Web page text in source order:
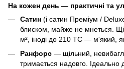
На кожен день — практичні та
Сатин (і сатин Преміум /
блиском, майже не мнеться.
м², іноді до 210 ТС — м'який,
Ранфорс — щільний,
тримається надовго. Ідеально